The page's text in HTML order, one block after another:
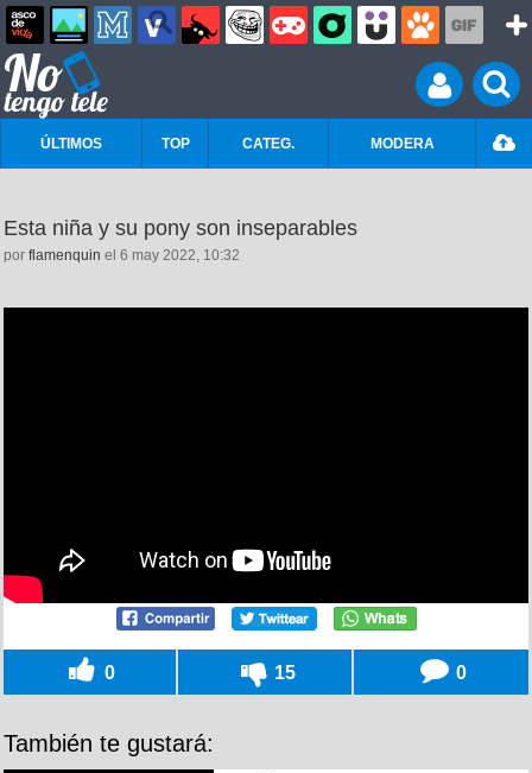
ÚLTIMOS TOP CATEG. MODERA
Esta niña y su pony son inseparables
por flamenquin el 6 may 2022, 10:32
0 15 0
También te gustará: